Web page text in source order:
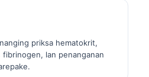
priksa hematokrit,
lan penanganan